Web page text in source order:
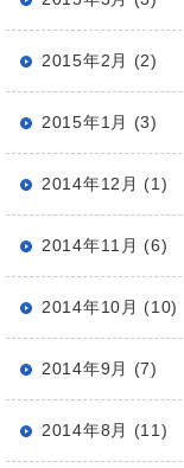
2015年2月 (2)
2015年1月 (3)
2014年12月 (1)
2014年11月 (6)
2014年10月 (10)
2014年9月 (7)
2014年8月 (11)